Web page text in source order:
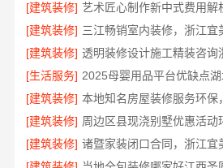
[建筑装修]
[建筑装修]
[建筑装修]
[生活服务]
[建筑装修]
[建筑装修]
[建筑装修] 诸暨家装闭口合同，浙江宜